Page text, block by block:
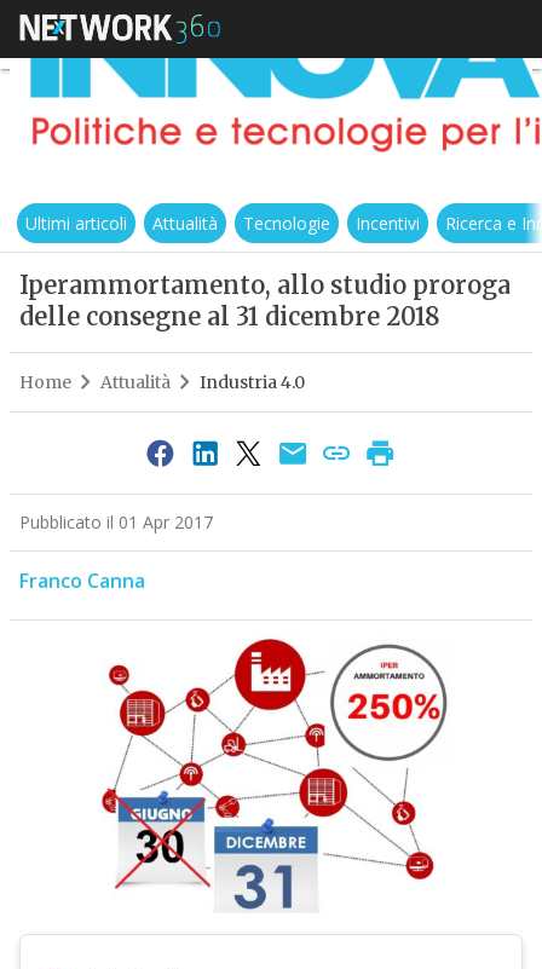
Ultimi articoli Attualità Tecnologie Incentivi Ricerca e
Iperammortamento, allo studio proroga
delle consegne al 31 dicembre 2018
Home Attualità Industria 4.0
Pubblicato il 01 Apr 2017
Franco Canna